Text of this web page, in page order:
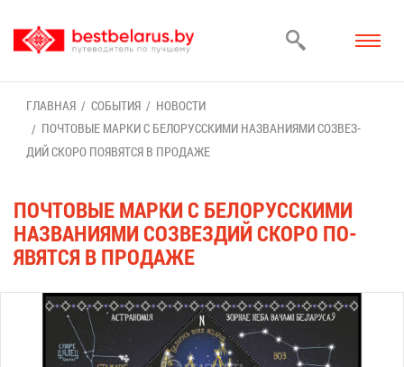
ГЛАВ­НАЯ СО­БЫ­ТИЯ
НО­ВО­СТИ
ПОЧ­ТО­ВЫЕ МАР­КИ С БЕ­ЛО­РУС­СКИ­МИ НА­ЗВА­НИ­Я­МИ СО­ЗВЕЗ­
ДИЙ СКО­РО ПО­ЯВЯТ­СЯ В ПРО­ДА­ЖЕ
ПОЧ­ТО­ВЫЕ МАР­КИ С БЕ­ЛО­РУС­СКИ­МИ
НА­ЗВА­НИ­Я­МИ СО­ЗВЕЗ­ДИЙ СКО­РО ПО­
ЯВЯТ­СЯ В ПРО­ДА­ЖЕ